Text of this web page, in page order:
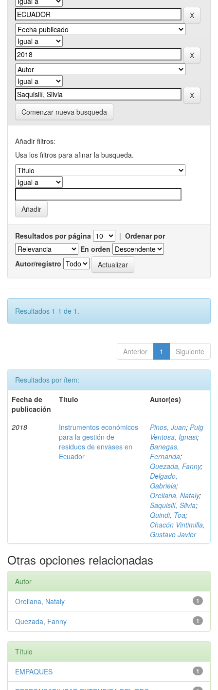
Comenzar nueva busqueda
Añadir filtros:
Usa los filtros para afinar la busqueda.
Resultados por página | Ordenar por
En orden
Autor/registro
Resultados 1-1 de 1.
Anterior 1 Siguiente
Resultados por ítem:
Fecha de
publicación
Título Autor(es)
2018
Instrumentos económicos
para la gestión de
residuos de envases en
Ecuador
Pinos, Juan; Puig
Ventosa, Ignasi;
Banegas,
Fernanda;
Quezada, Fanny;
Delgado,
Gabriela;
Orellana, Nataly;
Saquisilí, Silvia;
Quindi, Toa;
Chacón Vintimilla,
Gustavo Javier
Otras opciones relacionadas
Autor
1
Orellana, Nataly
1
Quezada, Fanny
Título
1
EMPAQUES